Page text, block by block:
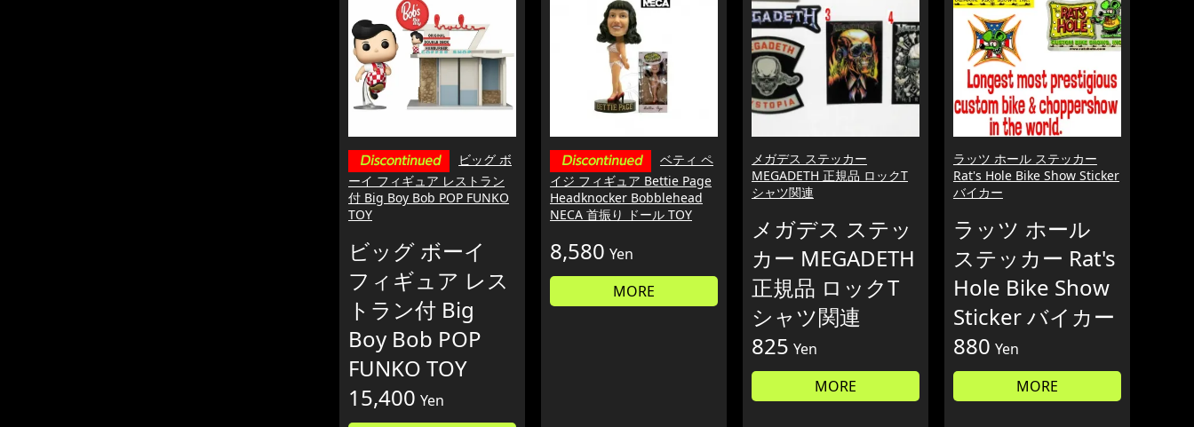
ビッグ ボ
ーイ フィギュア レストラン
付 Big Boy Bob POP FUNKO
TOY
ビッグ ボーイ
フィギュア レス
トラン付 Big
Boy Bob POP
FUNKO TOY
15,400 Yen
ベティ ペ
イジ フィギュア Bettie Page
Headknocker Bobblehead
NECA 首振り ドール TOY
8,580 Yen
MORE
メガデス ステッカー
MEGADETH 正規品 ロックT
シャツ関連
メガデス ステッ
カー MEGADETH
正規品 ロックT
シャツ関連
825 Yen
MORE
ラッツ ホール ステッカー
Rat's Hole Bike Show Sticker
バイカー
ラッツ ホール
ステッカー Rat's
Hole Bike Show
Sticker バイカー
880 Yen
MORE